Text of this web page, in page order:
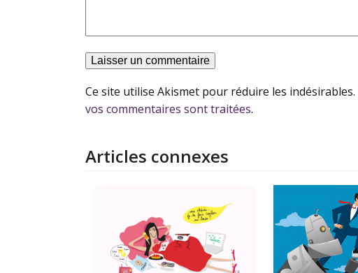
Ce site utilise Akismet pour réduire les indésirables.
vos commentaires sont traitées.
Articles connexes